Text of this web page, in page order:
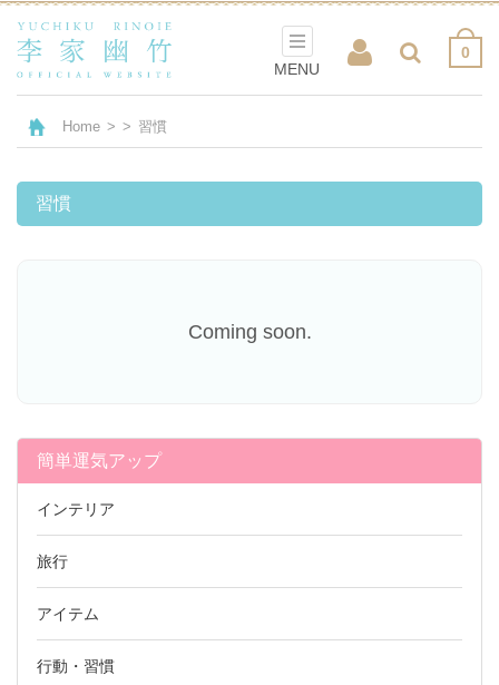
0
MENU
Home > > 習慣
習慣
Coming soon.
簡単運気アップ
インテリア
旅行
アイテム
行動・習慣